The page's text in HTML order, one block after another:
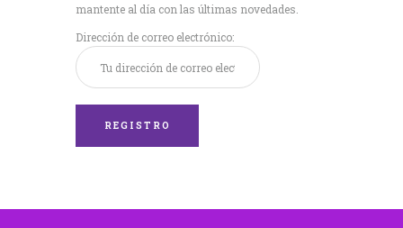
mantente al día con las últimas novedades.
Dirección de correo electrónico: